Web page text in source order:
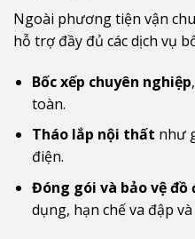
Ngoài phương tiện vận
hỗ trợ đầy đủ các dịch vụ
Bốc xếp chuyên nghiệp
toàn.
Tháo lắp nội thất như
điện.
Đóng gói và bảo vệ đồ
dụng, hạn chế va đập